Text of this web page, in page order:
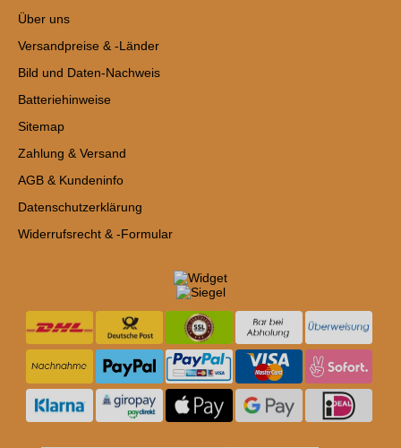
Über uns
Versandpreise & -Länder
Bild und Daten-Nachweis
Batteriehinweise
Sitemap
Zahlung & Versand
AGB & Kundeninfo
Datenschutzerklärung
Widerrufsrecht & -Formular